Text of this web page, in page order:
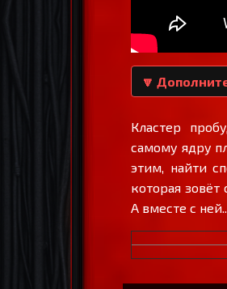
🔽
Кластер
самому ядру
этим, найти
которая зовёт
А вместе с